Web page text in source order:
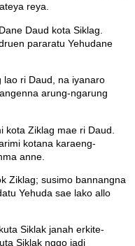
reya.
Daud kota Siklag.
pararatu Yehudane
lao ri Daud, na iyanaro
arung-ngarung
kota Ziklag mae ri Daud.
kotana karaeng-
anne.
Ziklag; susimo bannangna
Yehuda sae lako allo
Siklak janah erkite-
Siklak nggo jadi